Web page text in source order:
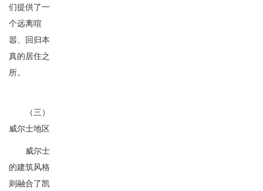
们提供了一
个远离喧
嚣、回归本
真的居住之
所。
（三）
威尔士地区
威尔士
的建筑风格
则融合了凯